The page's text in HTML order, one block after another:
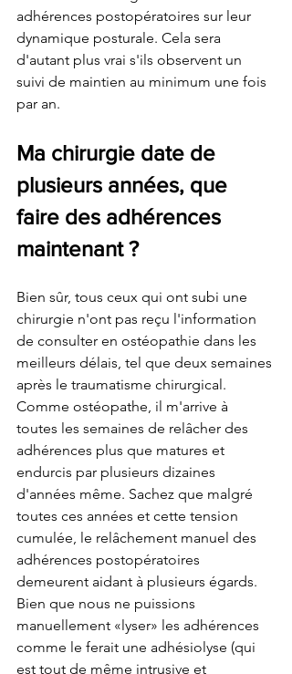
adhérences postopératoires sur leur
dynamique posturale. Cela sera
d'autant plus vrai s'ils observent un
suivi de maintien au minimum une fois
par an.
Ma chirurgie date de
plusieurs années, que
faire des adhérences
maintenant ?
Bien sûr, tous ceux qui ont subi une
chirurgie n'ont pas reçu l'information
de consulter en ostéopathie dans les
meilleurs délais, tel que deux semaines
après le traumatisme chirurgical.
Comme ostéopathe, il m'arrive à
toutes les semaines de relâcher des
adhérences plus que matures et
endurcis par plusieurs dizaines
d'années même. Sachez que malgré
toutes ces années et cette tension
cumulée, le relâchement manuel des
adhérences postopératoires
demeurent aidant à plusieurs égards.
Bien que nous ne puissions
manuellement «lyser» les adhérences
comme le ferait une adhésiolyse (qui
est tout de même intrusive et